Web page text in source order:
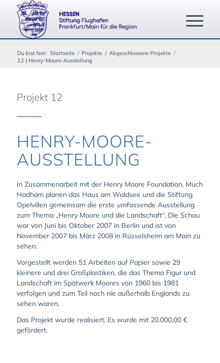
Du bist hier: Startseite / Projekte / Abgeschlossene Projekte /
12 | Henry-Moore-Ausstellung
Projekt 12
HENRY-MOORE-
AUSSTELLUNG
In Zusammenarbeit mit der Henry Moore Foundation, Much
Hadham planen das Haus am Waldsee und die Stiftung
Opelvillen gemeinsam die erste umfassende Ausstellung
zum Thema „Henry Moore und die Landschaft“. Die Schau
war von Juni bis Oktober 2007 in Berlin und ist von
November 2007 bis März 2008 in Rüsselsheim am Main zu
sehen.
Vorgestellt werden 51 Arbeiten auf Papier sowie 29
kleinere und drei Großplastiken, die das Thema Figur und
Landschaft im Spätwerk Moores von 1960 bis 1981
verfolgen und zum Teil noch nie außerhalb Englands zu
sehen waren.
Das Projekt wurde realisiert. Es wurde mit 20.000,00 €
gefördert.